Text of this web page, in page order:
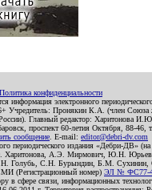
Политика конфиденциальности
информация электронного
Учредитель: Пронякин К.А. (член Союза
Главный редактор: Харитонова
проспект 60-летия Октября, 88-46,
сообщение . E-mail: editor@debri-dv.com
периодического издания «Дебри-ДВ»
Харитонова, А.Э. Мирмович, Ю.Н.
Голубь, С.Н. Бурындин, Б.М. Сухинин,
(Регистрационный номер) ЭЛ № ФС77-
в сфере связи, информационных